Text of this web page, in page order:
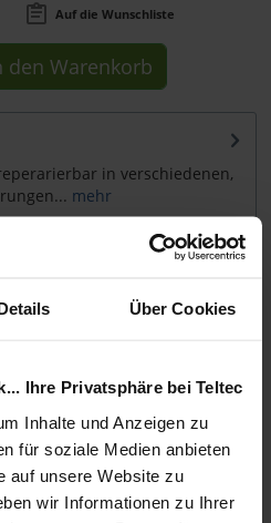
Über Cookies
Ihre Privatsphäre bei Teltec
Inhalte und Anzeigen zu
für soziale Medien anbieten
auf unsere Website zu
wir Informationen zu Ihrer
Auf die Wunschliste
den Warenkorb
in verschiedenen,
mehr
sind verfübar......mehr
ansehen